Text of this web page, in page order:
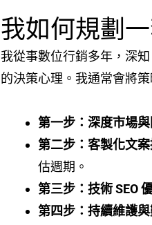
我如何規劃
我從事數位行銷多年，深
的決策心理。我通常會將
第一步：深度市場與
第二步：客製化文案
估週期。
第三步：技術 SEO
第四步：持續維護與